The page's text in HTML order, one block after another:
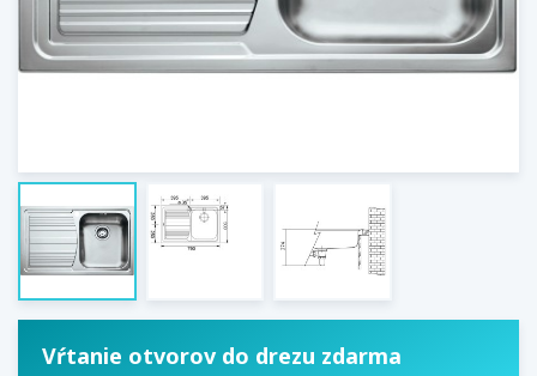
Vŕtanie otvorov do drezu zdarma